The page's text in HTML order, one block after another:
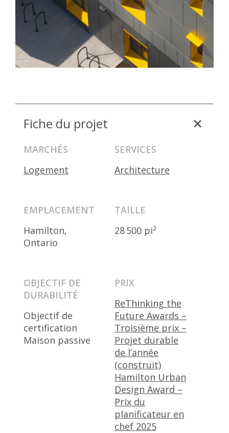
Fiche du projet
MARCHÉS
Logement
SERVICES
Architecture
EMPLACEMENT
Hamilton,
Ontario
TAILLE
28 500 pi²
OBJECTIF DE
DURABILITÉ
Objectif de
certification
Maison passive
PRIX
ReThinking the
Future Awards –
Troisième prix –
Projet durable
de l’année
(construit)
Hamilton Urban
Design Award –
Prix du
planificateur en
chef 2025